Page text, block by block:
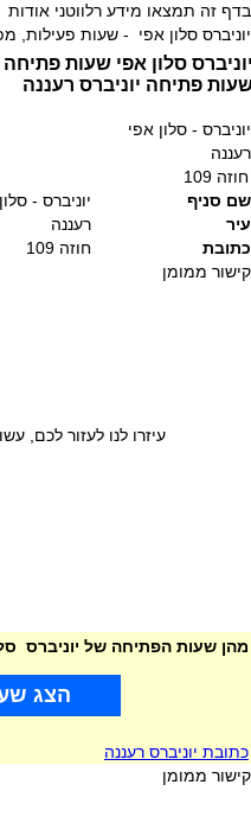
בדף זה תמצאו מידע רלווטני אודות
יוניברס סלון אפי - שעות פעילות,
סלון אפי שעות פתיחה
פתיחה יוניברס רעננה
יוניברס - סלון אפי
רעננה
חוזה 109
שם סניף
יוניברס -
עיר
רעננה
כתובת
חוזה 109
קישור ממומן
עיזרו לנו לעזור לכם,
מהן שעות הפתיחה של יוניברס
הצג
כתובת יוניברס רעננה
קישור ממומן